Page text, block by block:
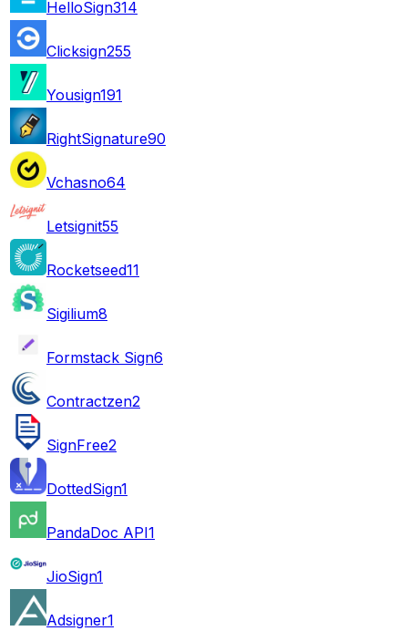
HelloSign314
Clicksign255
Yousign191
RightSignature90
Vchasno64
Letsignit55
Rocketseed11
Sigilium8
Formstack Sign6
Contractzen2
SignFree2
DottedSign1
PandaDoc API1
JioSign1
Adsigner1